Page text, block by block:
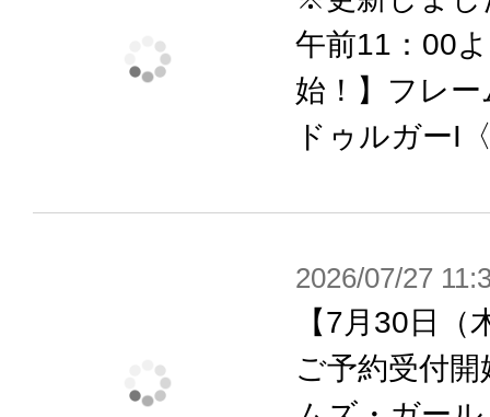
【フレームアームズ・ガール（FAガ
たスピンオフシリーズになります。
色分けされた成型色、タンポ印刷済
り、塗装せずに組んだだけでも完成
フレームアームズの特徴である各部
午前11：00
始！】フレ
ドゥルガーI
2026/07/27
【7月30日
ご予約受付